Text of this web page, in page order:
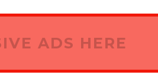
ADS HERE